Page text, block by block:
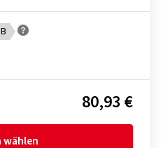
80,93 €
wählen